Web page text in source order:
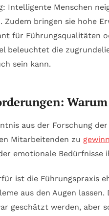
Intelligente Menschen
bringen sie hohe
für Führungsqualitäten
beleuchtet die
sein kann.
aus der Forschung
Mitarbeitenden zu
emotionale Bedürfnisse
ist die Führungspraxis
aus den Augen
geschätzt werden, aber